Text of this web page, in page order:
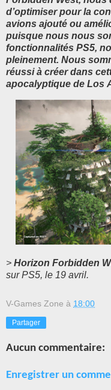
d’optimiser pour la
avions ajouté ou
puisque nous nous
fonctionnalités PS5,
pleinement. Nous
réussi à créer dans
apocalyptique de Los
> Horizon Forbidden
sur PS5, le 19 avril.
V-Games Zone à 18:00
Partager
Aucun commentaire:
Enregistrer un